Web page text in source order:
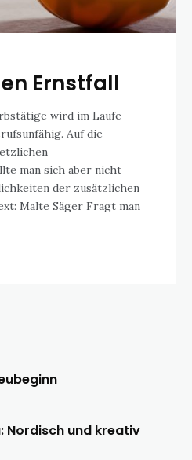
Ernstfall
wird im Laufe
Auf die
man sich aber nicht
der zusätzlichen
Nordisch und kreativ